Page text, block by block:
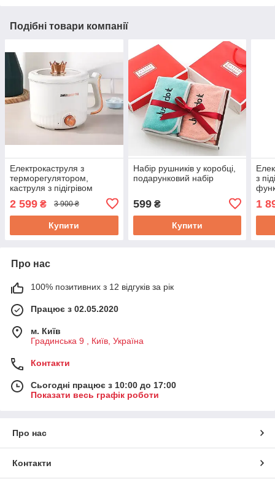
Подібні товари компанії
Електрокаструля з
терморегулятором,
каструля з підігрівом
чайника мультиварка 1.8 л
білий
2 599 ₴ 3 900 ₴
Купити
Набір рушників у коробці,
подарунковий набір
599₴
Купити
з
1
Про нас
100% позитивних з 12 відгуків за рік
Працює з 02.05.2020
м. Київ
Градинська 9 , Київ, Україна
Контакти
Сьогодні працює з 10:00 до 17:00
Показати весь графік роботи
Про нас
Контакти